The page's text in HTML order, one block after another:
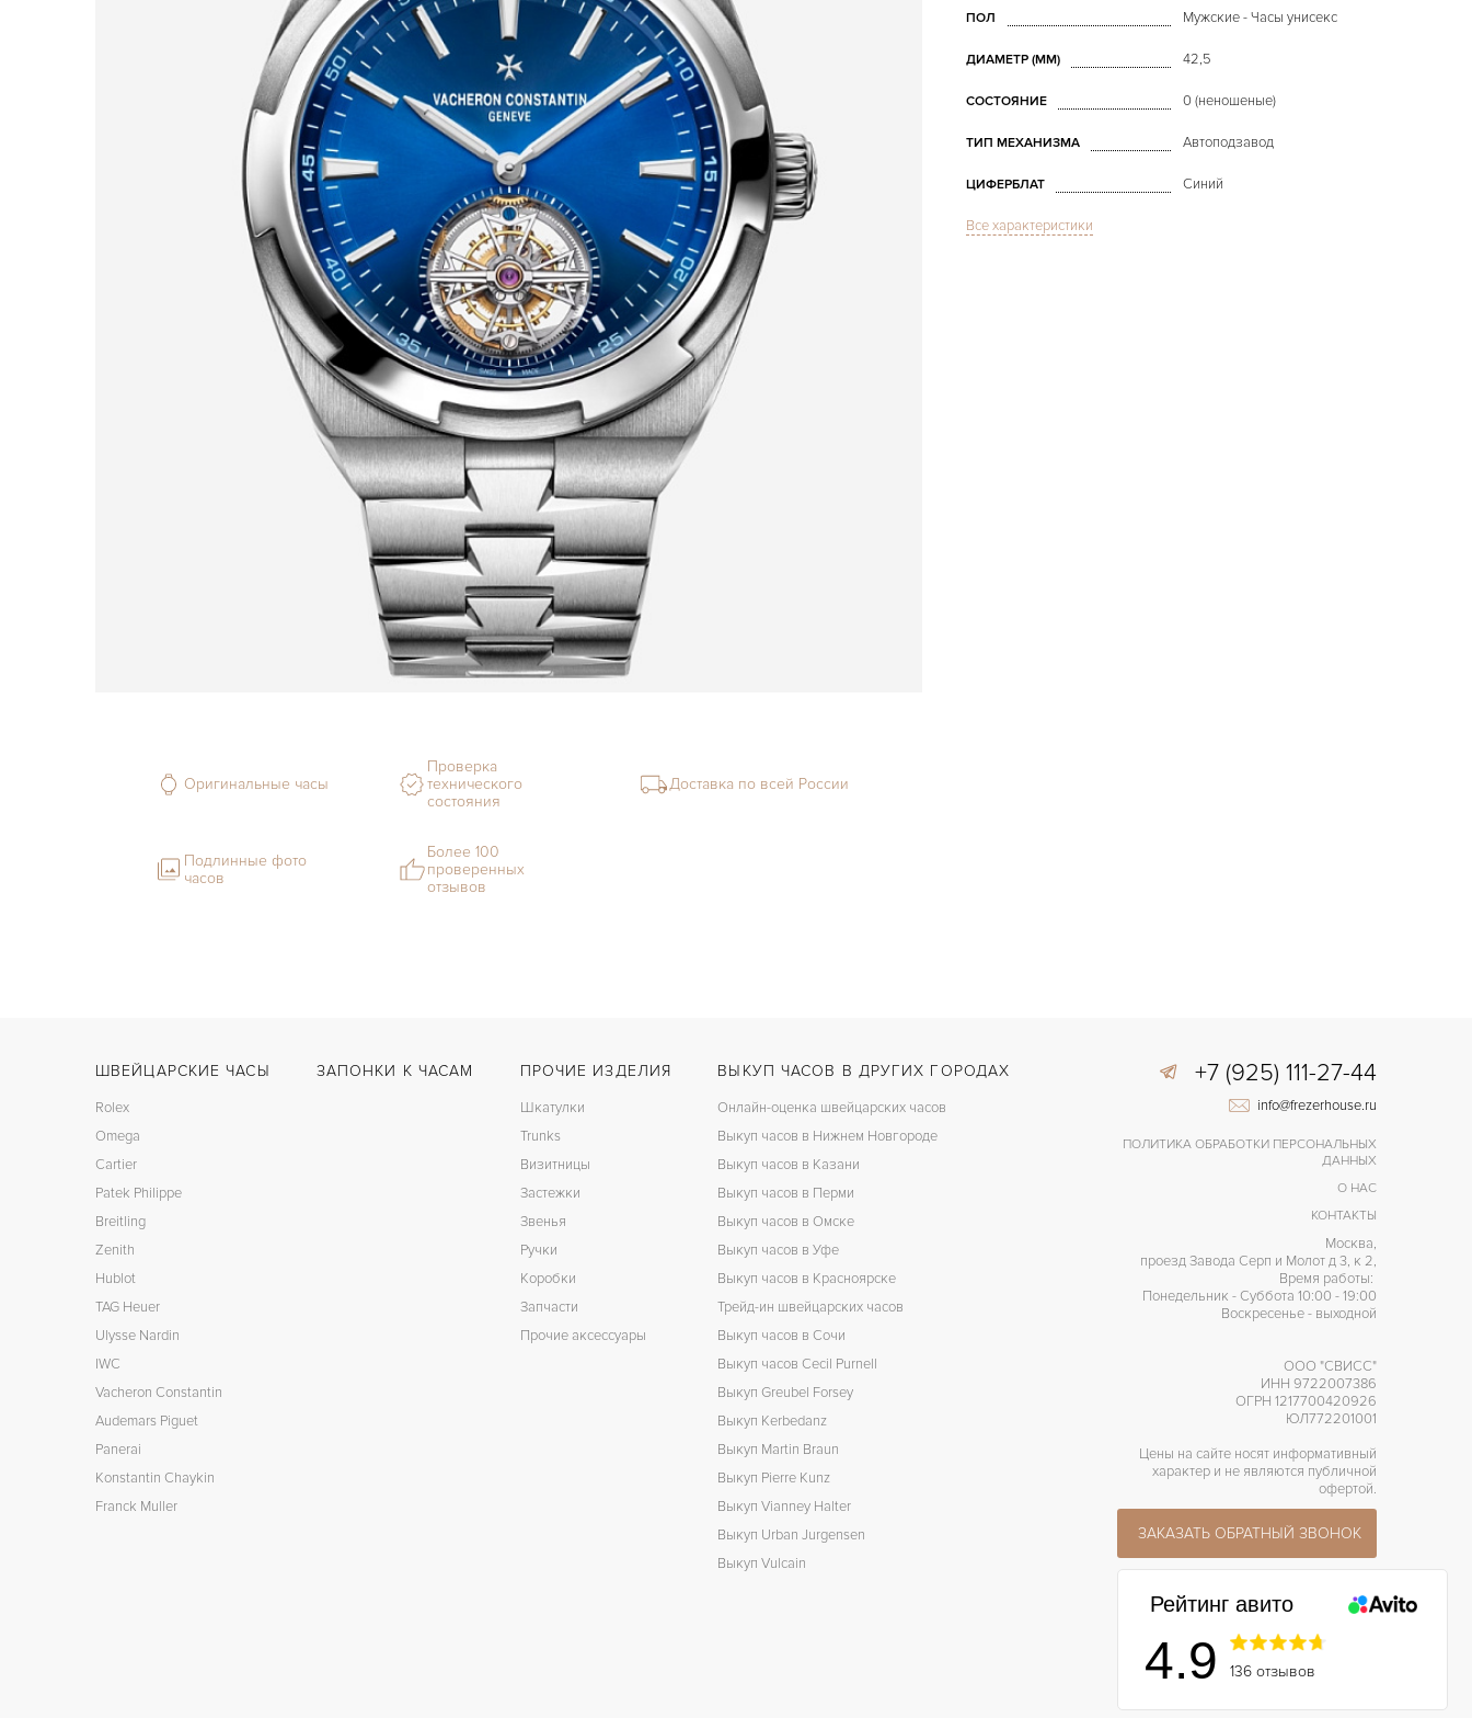
ПОЛ Мужские - Часы унисекс
ДИАМЕТР (MM) 42,5
СОСТОЯНИЕ 0 (неношеные)
ТИП МЕХАНИЗМА Автоподзавод
ЦИФЕРБЛАТ Синий
СТЕКЛО
Все характеристики
Оригинальные часы
Проверка
технического
состояния
Доставка по всей России
Подлинные фото
часов
Более 100
проверенных
отзывов
ШВЕЙЦАРСКИЕ ЧАСЫ
Rolex
Omega
Cartier
Patek Philippe
Breitling
Zenith
Hublot
TAG Heuer
Ulysse Nardin
IWC
Vacheron Constantin
Audemars Piguet
Panerai
Konstantin Chaykin
Franck Muller
ЗАПОНКИ К ЧАСАМ ПРОЧИЕ ИЗДЕЛИЯ
Шкатулки
Trunks
Визитницы
Застежки
Звенья
Ручки
Коробки
Запчасти
Прочие аксессуары
ВЫКУП ЧАСОВ В ДРУГИХ ГОРОДАХ
Онлайн-оценка швейцарских часов
Выкуп часов в Нижнем Новгороде
Выкуп часов в Казани
Выкуп часов в Перми
Выкуп часов в Омске
Выкуп часов в Уфе
Выкуп часов в Красноярске
Трейд-ин швейцарских часов
Выкуп часов в Сочи
Выкуп часов Cecil Purnell
Выкуп Greubel Forsey
Выкуп Kerbedanz
Выкуп Martin Braun
Выкуп Pierre Kunz
Выкуп Vianney Halter
Выкуп Urban Jurgensen
Выкуп Vulcain
+7 (925) 111-27-44
info@frezerhouse.ru
ПОЛИТИКА ОБРАБОТКИ ПЕРСОНАЛЬНЫХ
ДАННЫХ
О НАС
КОНТАКТЫ
Москва,
проезд Завода Серп и Молот д 3, к 2,
Время работы:
Понедельник - Суббота 10:00 - 19:00
Воскресенье - выходной
ООО "СВИСС"
ИНН 9722007386
ОГРН 1217700420926
ЮЛ772201001
Цены на сайте носят информативный
характер и не являются публичной
офертой.
ЗАКАЗАТЬ ОБРАТНЫЙ ЗВОНОК
Рейтинг авито
4.9 136 отзывов